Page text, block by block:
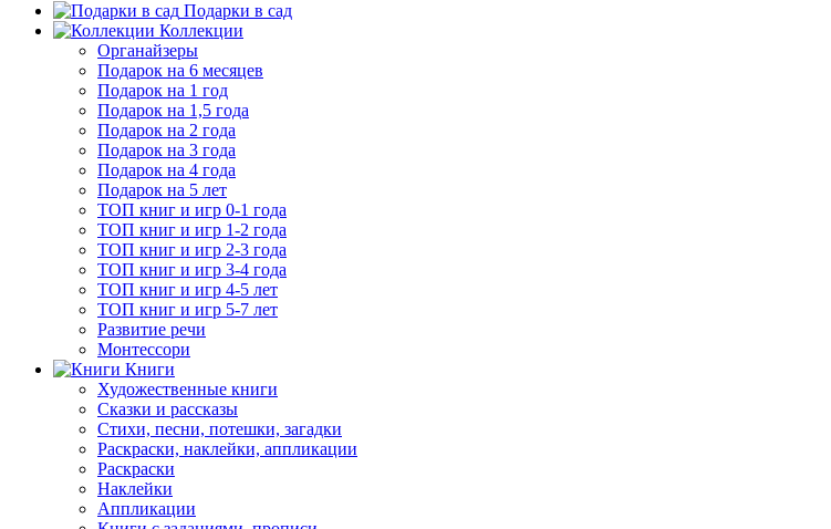
Подарки в сад
Коллекции
Органайзеры
Подарок на 6 месяцев
Подарок на 1 год
Подарок на 1,5 года
Подарок на 2 года
Подарок на 3 года
Подарок на 4 года
Подарок на 5 лет
ТОП книг и игр 0-1 года
ТОП книг и игр 1-2 года
ТОП книг и игр 2-3 года
ТОП книг и игр 3-4 года
ТОП книг и игр 4-5 лет
ТОП книг и игр 5-7 лет
Развитие речи
Монтессори
Книги
Художественные книги
Сказки и рассказы
Стихи, песни, потешки, загадки
Раскраски, наклейки, аппликации
Раскраски
Наклейки
Аппликации